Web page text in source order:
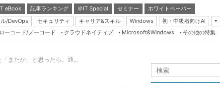
eBook 記事ランキング ＠IT Special セミナー
ホワイトペーパー
/DevOps セキュリティ キャリア&スキル Windows 初・中級者向けAI
Server & Storage
ローコード/ノーコード クラウドネイティブ Microsoft&Windows その他の特集
「またか」と思ったら、通...